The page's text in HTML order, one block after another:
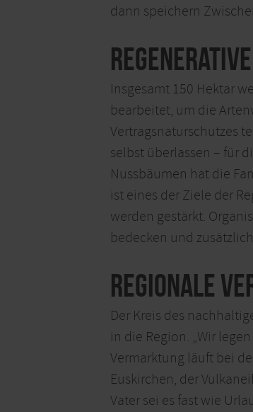
dann speichern
Insgesamt 150 Hektar
bearbeitet, um die
Vertragsnaturschutzes
selbst überlassen – für
Nussbäumen hat die
ist eines der Ziele der
werden gestärkt.
bedecken und
Regionale
Der Kreis des
in die Region. „Wir
Vermarktung läuft bei
Euskirchen, der
Vater sei es fast wie